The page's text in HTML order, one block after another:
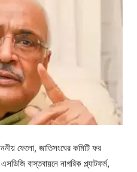
ফেলো, জাতিসংঘের কমিটি ফর
বাস্তবায়নে নাগরিক প্ল্যাটফর্ম,